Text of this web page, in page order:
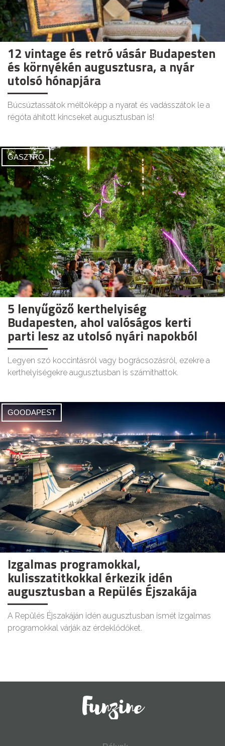
12 vintage és retró vásár Budapesten
és környékén augusztusra, a nyár
utolsó hónapjára
Búcsúztassátok méltóképp a nyarat és vadásszátok le a
régóta áhított kincseket augusztusban is!
GASZTRO
5 lenyűgöző kerthelyiség
Budapesten, ahol valóságos kerti
parti lesz az utolsó nyári napokból
Legyen szó koccintásról vagy bográcsozásról, ezekre a
kerthelyiségekre augusztusban is számíthattok.
GOODAPEST
Izgalmas programokkal,
kulisszatitkokkal érkezik idén
augusztusban a Repülés Éjszakája
A Repülés Éjszakáján idén augusztusban ismét izgalmas
programokkal várják az érdeklődőket.